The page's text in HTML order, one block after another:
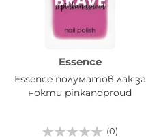
Essence
Essence полуматов лак за
нокти pinkandproud
(0)